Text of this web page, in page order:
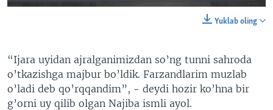
Yuklab oling
“Ijara uyidan ajralganimizdan so’ng tunni sahroda
o’tkazishga majbur bo’ldik. Farzandlarim muzlab
o’ladi deb qo’rqqandim”, - deydi hozir ko’hna bir
g’orni uy qilib olgan Najiba ismli ayol.